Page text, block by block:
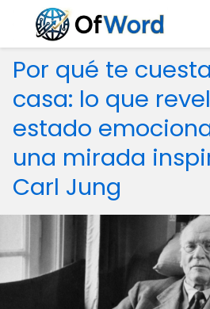
Por qué te
casa: lo que
estado
una mirada
Carl Jung